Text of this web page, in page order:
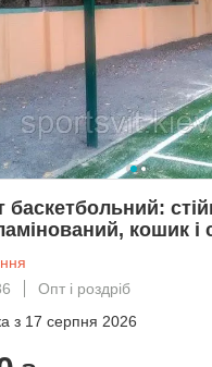
баскетбольний:
кошик і
Опт і роздріб
з 17 серпня 2026